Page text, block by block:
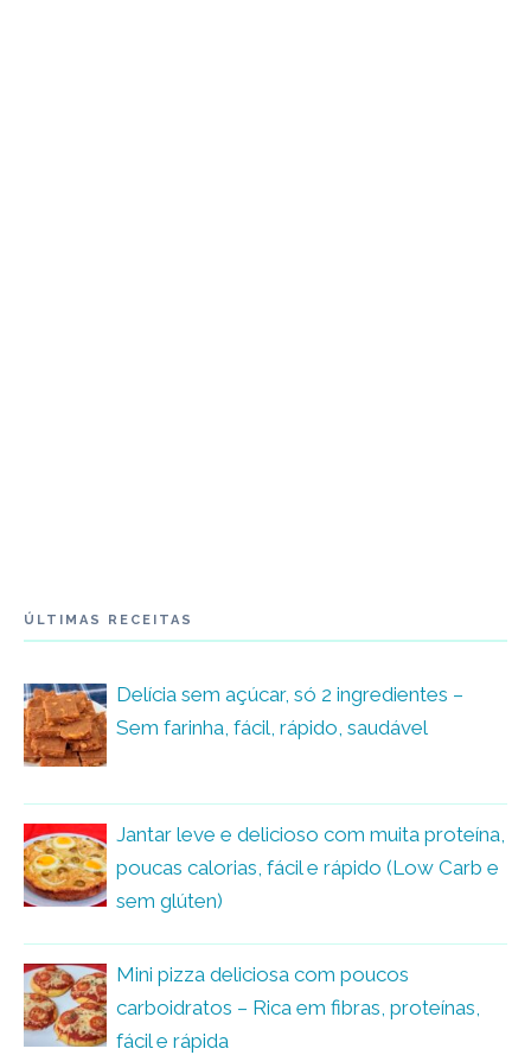
ÚLTIMAS RECEITAS
Delícia sem açúcar, só 2 ingredientes –
Sem farinha, fácil, rápido, saudável
Jantar leve e delicioso com muita proteína,
poucas calorias, fácil e rápido (Low Carb e
sem glúten)
Mini pizza deliciosa com poucos
carboidratos – Rica em fibras, proteínas,
fácil e rápida